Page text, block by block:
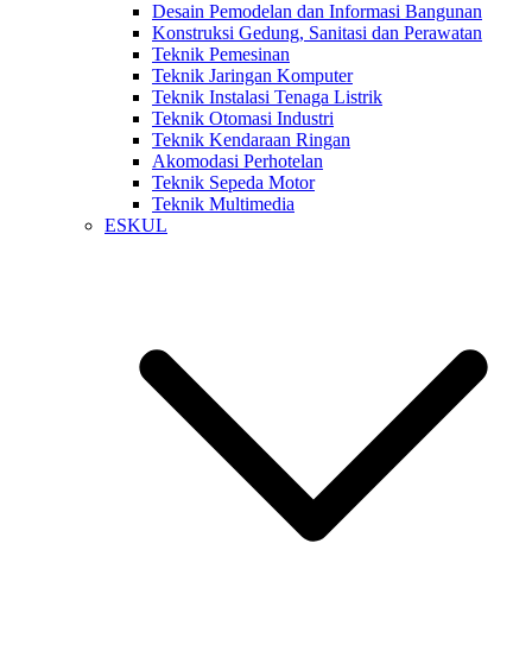
Desain Pemodelan dan Informasi Bangunan
Konstruksi Gedung, Sanitasi dan Perawatan
Teknik Pemesinan
Teknik Jaringan Komputer
Teknik Instalasi Tenaga Listrik
Teknik Otomasi Industri
Teknik Kendaraan Ringan
Akomodasi Perhotelan
Teknik Sepeda Motor
Teknik Multimedia
ESKUL